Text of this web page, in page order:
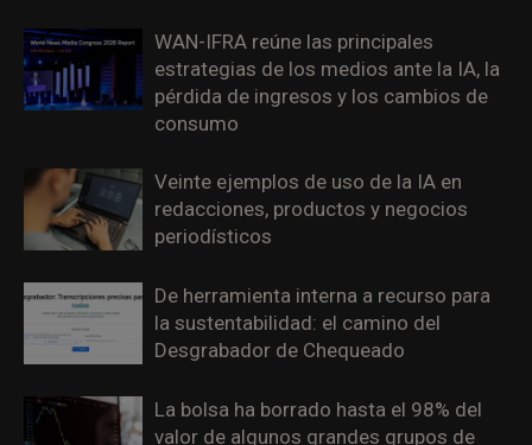
WAN-IFRA reúne las principales
estrategias de los medios ante la IA, la
pérdida de ingresos y los cambios de
consumo
Veinte ejemplos de uso de la IA en
redacciones, productos y negocios
periodísticos
De herramienta interna a recurso para
la sustentabilidad: el camino del
Desgrabador de Chequeado
La bolsa ha borrado hasta el 98% del
valor de algunos grandes grupos de